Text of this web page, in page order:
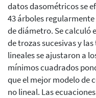
datos dasométricos se
43 árboles
de diámetro. Se calculó
de trozas sucesivas y
lineales se ajustaron a
mínimos cuadrados
que el mejor modelo de
no lineal. Las